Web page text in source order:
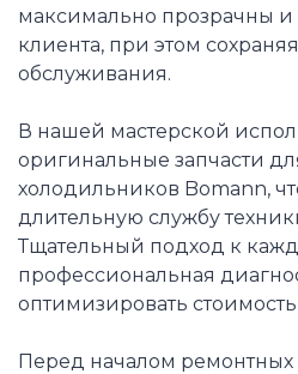
максимально прозрачны и
клиента, при этом
обслуживания.
В нашей мастерской
оригинальные запчасти
холодильников Bomann,
длительную службу
Тщательный подход к
профессиональная
оптимизировать
Перед началом ремонтных